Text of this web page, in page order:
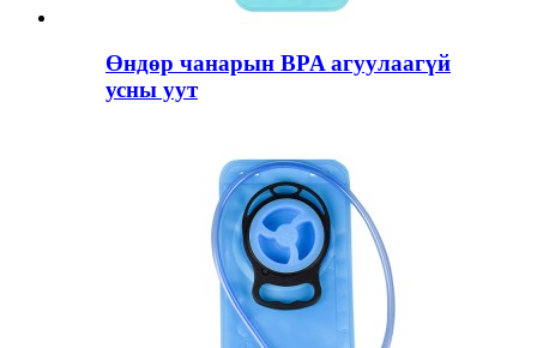
Өндөр чанарын BPA агуулаагүй
усны уут